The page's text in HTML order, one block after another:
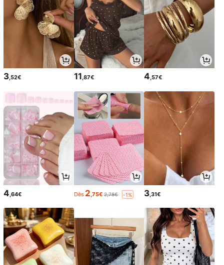
3,52€ 11,87€ 4,57€
4 ,64€ Dès 2 ,75€ 2,78€ -1% 3 ,31€